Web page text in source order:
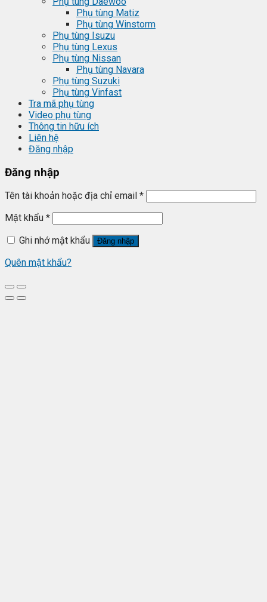
Phụ tùng Matiz
Phụ tùng Winstorm
Phụ tùng Isuzu
Phụ tùng Lexus
Phụ tùng Nissan
Phụ tùng Navara
Phụ tùng Suzuki
Phụ tùng Vinfast
Tra mã phụ tùng
Video phụ tùng
Thông tin hữu ích
Liên hệ
Đăng nhập
Đăng nhập
Tên tài khoản hoặc địa chỉ email *
Mật khẩu *
Ghi nhớ mật khẩu
Đăng nhập
Quên mật khẩu?